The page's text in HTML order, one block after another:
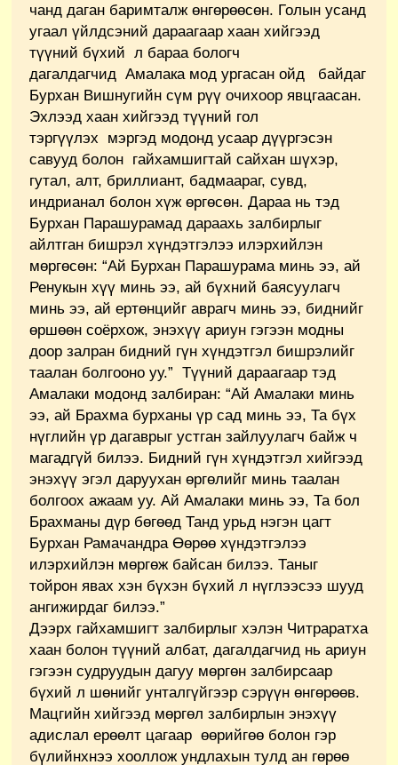
чанд даган баримталж өнгөрөөсөн. Голын усанд
угаал үйлдсэний дараагаар хаан хийгээд
түүний бүхий л бараа бологч
дагалдагчид Амалака мод ургасан ойд байдаг
Бурхан Вишнугийн сүм рүү очихоор явцгаасан.
Эхлээд хаан хийгээд түүний гол
тэргүүлэх мэргэд модонд усаар дүүргэсэн
савууд болон гайхамшигтай сайхан шүхэр,
гутал, алт, бриллиант, бадмаараг, сувд,
индрианал болон хүж өргөсөн. Дараа нь тэд
Бурхан Парашурамад дараахь залбирлыг
айлтган бишрэл хүндэтгэлээ илэрхийлэн
мөргөсөн: “Ай Бурхан Парашурама минь ээ, ай
Ренукын хүү минь ээ, ай бүхний баясуулагч
минь ээ, ай ертөнцийг аврагч минь ээ, биднийг
өршөөн соёрхож, энэхүү ариун гэгээн модны
доор залран бидний гүн хүндэтгэл бишрэлийг
таалан болгооно уу.” Түүний дараагаар тэд
Амалаки модонд залбиран: “Ай Амалаки минь
ээ, ай Брахма бурханы үр сад минь ээ, Та бүх
нүглийн үр дагаврыг устган зайлуулагч байж ч
магадгүй билээ. Бидний гүн хүндэтгэл хийгээд
энэхүү эгэл даруухан өргөлийг минь таалан
болгоох ажаам уу. Ай Амалаки минь ээ, Та бол
Брахманы дүр бөгөөд Танд урьд нэгэн цагт
Бурхан Рамачандра Өөрөө хүндэтгэлээ
илэрхийлэн мөргөж байсан билээ. Таныг
тойрон явах хэн бүхэн бүхий л нүглээсээ шууд
ангижирдаг билээ.”
Дээрх гайхамшигт залбирлыг хэлэн Читраратха
хаан болон түүний албат, дагалдагчид нь ариун
гэгээн судруудын дагуу мөргөн залбирсаар
бүхий л шөнийг унталгүйгээр сэрүүн өнгөрөөв.
Мацгийн хийгээд мөргөл залбирлын энэхүү
адислал ерөөлт цагаар өөрийгөө болон гэр
бүлийнхнээ хооллож ундлахын тулд ан гөрөө